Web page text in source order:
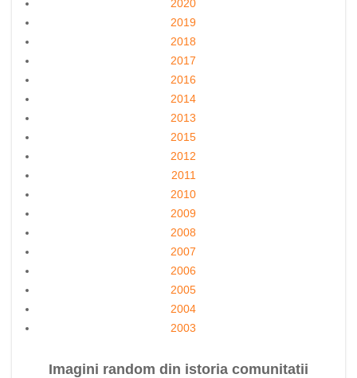
2020
2019
2018
2017
2016
2014
2013
2015
2012
2011
2010
2009
2008
2007
2006
2005
2004
2003
Imagini random din istoria comunitatii